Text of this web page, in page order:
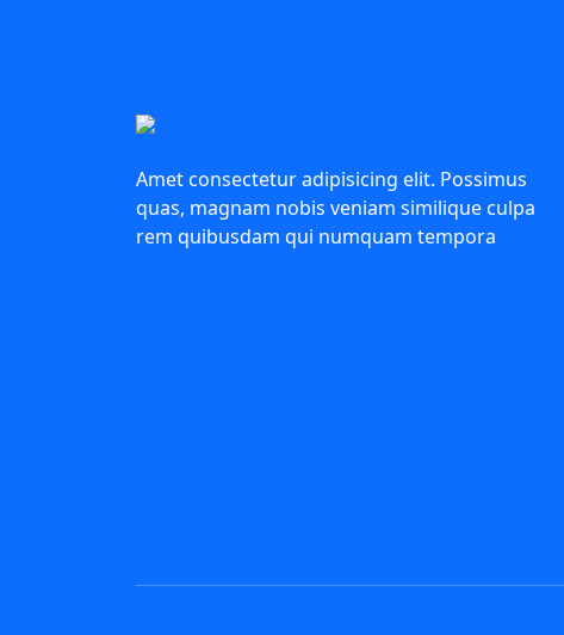
Amet consectetur adipisicing elit. Possimus
quas, magnam nobis veniam similique culpa
rem quibusdam qui numquam tempora